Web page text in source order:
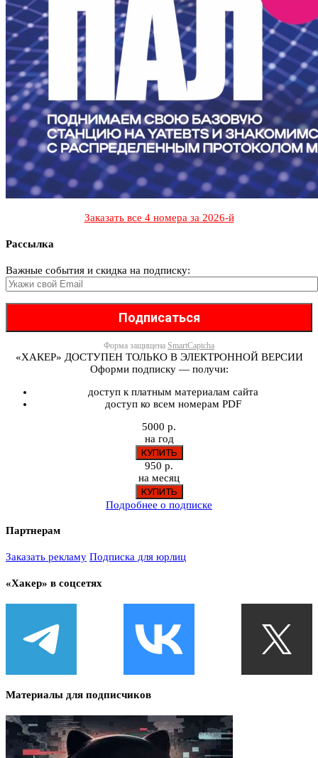
Заказать все 4 номера за 2026-й
Рассылка
Важные события и скидка на подписку:
Форма защищена SmartCaptcha
«ХАКЕР» ДОСТУПЕН ТОЛЬКО В ЭЛЕКТРОННОЙ ВЕРСИИ
Оформи подписку — получи:
доступ к платным материалам сайта
доступ ко всем номерам PDF
5000 р.
на год
950 р.
на месяц
Подробнее о подписке
Партнерам
Заказать рекламу Подписка для юрлиц
«Хакер» в соцсетях
Материалы для подписчиков